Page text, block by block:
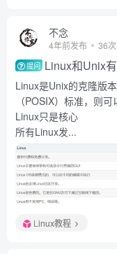
不念
4年前发布 36
提问 Linux和Unix
Linux是Unix的克隆版
（POSIX）标准，则
Linux只是核心
所有Linux发...
Linux教程